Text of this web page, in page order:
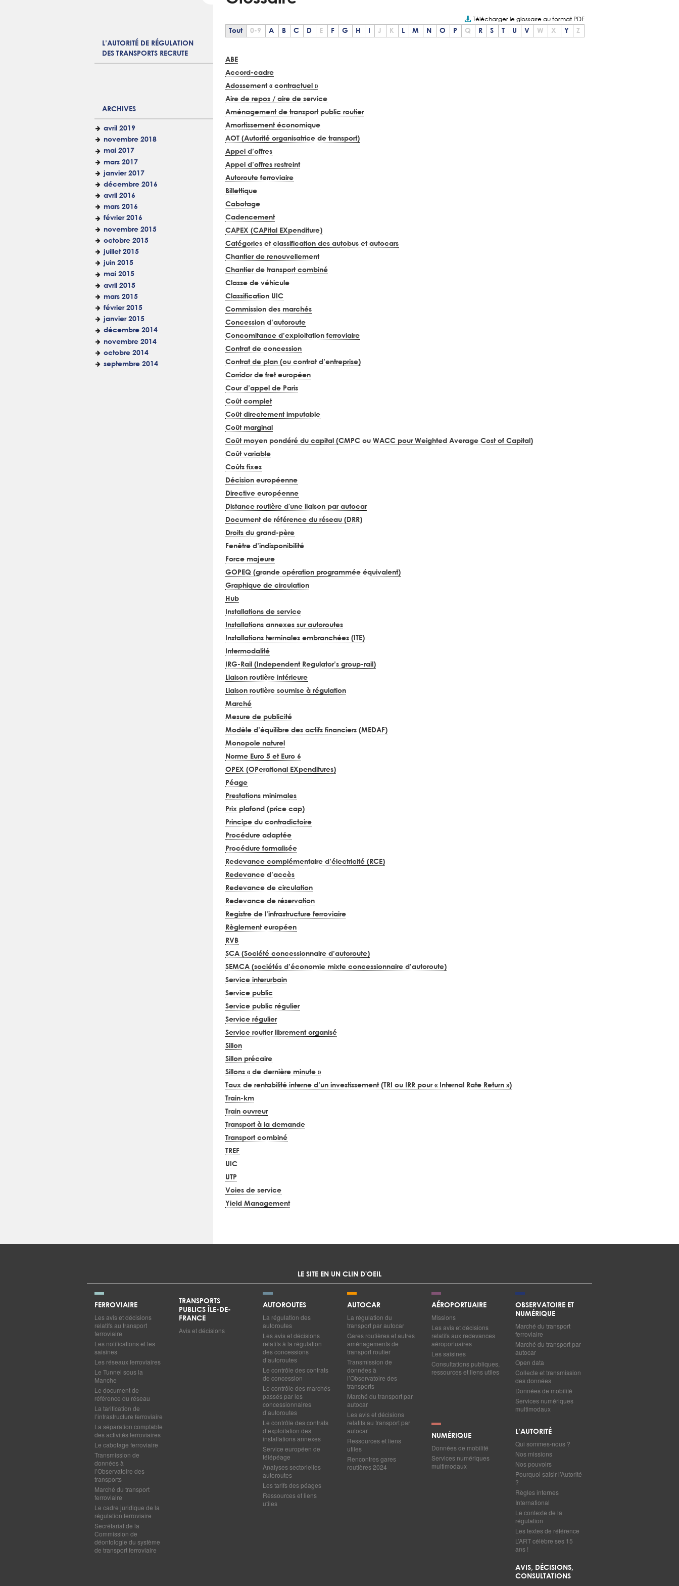
L’AUTORITÉ DE RÉGULATION
DES TRANSPORTS RECRUTE
ARCHIVES
avril 2019
novembre 2018
mai 2017
mars 2017
janvier 2017
décembre 2016
avril 2016
mars 2016
février 2016
novembre 2015
octobre 2015
juillet 2015
juin 2015
mai 2015
avril 2015
mars 2015
février 2015
janvier 2015
décembre 2014
novembre 2014
octobre 2014
septembre 2014
Télécharger le glossaire au format PDF
Tout 0-9 A B C D E F G H J K L M N O P Q R S T U V W X Y Z
ABE
Accord-cadre
Adossement « contractuel »
Aire de repos / aire de service
Aménagement de transport public routier
Amortissement économique
AOT (Autorité organisatrice de transport)
Appel d’offres
Appel d’offres restreint
Autoroute ferroviaire
Billettique
Cabotage
Cadencement
CAPEX (CAPital EXpenditure)
Catégories et classification des autobus et autocars
Chantier de renouvellement
Chantier de transport combiné
Classe de véhicule
Classification UIC
Commission des marchés
Concession d’autoroute
Concomitance d’exploitation ferroviaire
Contrat de concession
Contrat de plan (ou contrat d’entreprise)
Corridor de fret européen
Cour d’appel de Paris
Coût complet
Coût directement imputable
Coût marginal
Coût moyen pondéré du capital (CMPC ou WACC pour Weighted Average Cost of Capital)
Coût variable
Coûts fixes
Décision européenne
Directive européenne
Distance routière d'une liaison par autocar
Document de référence du réseau (DRR)
Droits du grand-père
Fenêtre d’indisponibilité
Force majeure
GOPEQ (grande opération programmée équivalent)
Graphique de circulation
Hub
Installations de service
Installations annexes sur autoroutes
Installations terminales embranchées (ITE)
Intermodalité
IRG-Rail (Independent Regulator’s group-rail)
Liaison routière intérieure
Liaison routière soumise à régulation
Marché
Mesure de publicité
Modèle d’équilibre des actifs financiers (MEDAF)
Monopole naturel
Norme Euro 5 et Euro 6
OPEX (OPerational EXpenditures)
Péage
Prestations minimales
Prix plafond (price cap)
Principe du contradictoire
Procédure adaptée
Procédure formalisée
Redevance complémentaire d’électricité (RCE)
Redevance d’accès
Redevance de circulation
Redevance de réservation
Registre de l’infrastructure ferroviaire
Règlement européen
RVB
SCA (Société concessionnaire d’autoroute)
SEMCA (sociétés d’économie mixte concessionnaire d’autoroute)
Service interurbain
Service public
Service public régulier
Service régulier
Service routier librement organisé
Sillon
Sillon précaire
Sillons « de dernière minute »
Taux de rentabilité interne d’un investissement (TRI ou IRR pour « Internal Rate Return »)
Train-km
Train ouvreur
Transport à la demande
Transport combiné
TREF
UIC
UTP
Voies de service
Yield Management
LE SITE EN UN CLIN D'OEIL
FERROVIAIRE
Les avis et décisions
relatifs au transport
ferroviaire
Les notifications et les
saisines
Les réseaux ferroviaires
Le Tunnel sous la
Manche
Le document de
référence du réseau
La tarification de
l’infrastructure ferroviaire
La séparation comptable
des activités ferroviaires
Le cabotage ferroviaire
Transmission de
données à
l’Observatoire des
transports
Marché du transport
ferroviaire
Le cadre juridique de la
régulation ferroviaire
Secrétariat de la
Commission de
déontologie du système
de transport ferroviaire
TRANSPORTS
PUBLICS ÎLE-DE-
FRANCE
Avis et décisions
AUTOROUTES
La régulation des
autoroutes
Les avis et décisions
relatifs à la régulation
des concessions
d’autoroutes
Le contrôle des contrats
de concession
Le contrôle des marchés
passés par les
concessionnaires
d’autoroutes
Le contrôle des contrats
d’exploitation des
installations annexes
Service européen de
télépéage
Analyses sectorielles
autoroutes
Les tarifs des péages
Ressources et liens
utiles
AUTOCAR
La régulation du
transport par autocar
Gares routières et autres
aménagements de
transport routier
Transmission de
données à
l’Observatoire des
transports
Marché du transport par
autocar
Les avis et décisions
relatifs au transport par
autocar
Ressources et liens
utiles
Rencontres gares
routières 2024
AÉROPORTUAIRE
Missions
Les avis et décisions
relatifs aux redevances
aéroportuaires
Les saisines
Consultations publiques,
ressources et liens utiles
OBSERVATOIRE ET
NUMÉRIQUE
Marché du transport
ferroviaire
Marché du transport par
autocar
Open data
Collecte et transmission
des données
Données de mobilité
Services numériques
multimodaux
NUMÉRIQUE
Données de mobilité
Services numériques
multimodaux
L’AUTORITÉ
Qui sommes-nous ?
Nos missions
Nos pouvoirs
Pourquoi saisir l’Autorité
?
Règles internes
International
Le contexte de la
régulation
Les textes de référence
L’ART célèbre ses 15
ans !
AVIS, DÉCISIONS,
CONSULTATIONS